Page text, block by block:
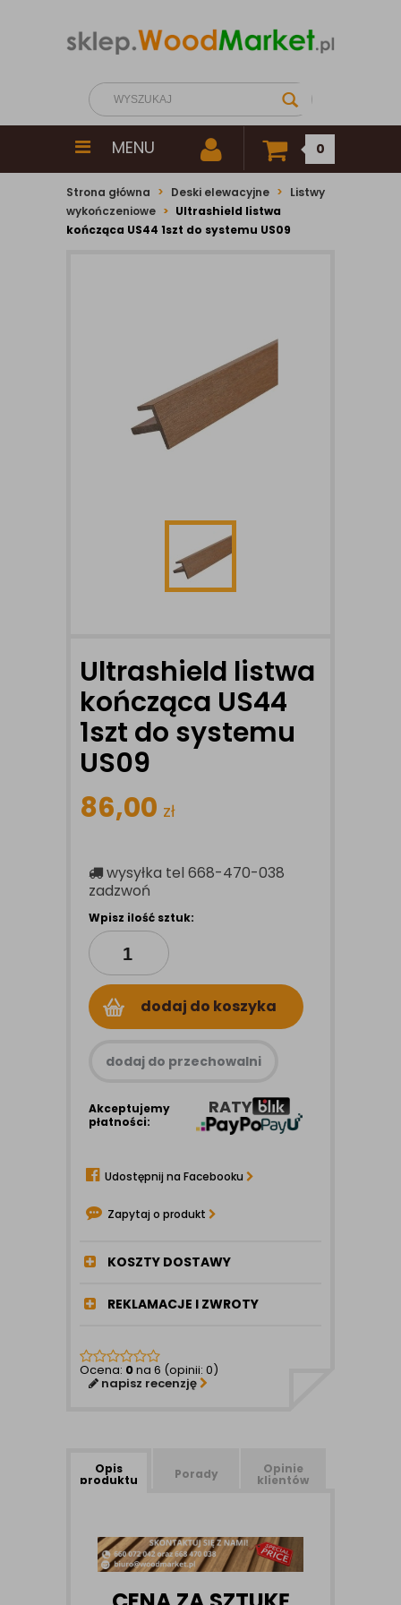
MENU 0
Strona główna Deski elewacyjne
Listwy
wykończeniowe
Ultrashield listwa
kończąca US44 1szt do systemu US09
Ultrashield listwa
kończąca US44
1szt do systemu
US09
86,00 zł
wysyłka tel 668-470-038
zadzwoń
Wpisz ilość sztuk:
dodaj do koszyka
dodaj do przechowalni
Akceptujemy
płatności:
RATY
Udostępnij na Facebooku
Zapytaj o produkt
KOSZTY DOSTAWY
REKLAMACJE I ZWROTY
Ocena: 0na 6 (opinii: 0)
napisz recenzję
Opis
produktu Porady Opinie
klientów